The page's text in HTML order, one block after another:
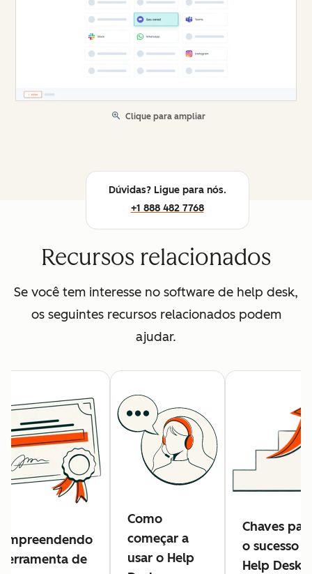
Clique para ampliar
Dúvidas? Ligue para nós.
+1 888 482 7768
Recursos relacionados
Se você tem interesse no software de help desk,
os seguintes recursos relacionados podem
ajudar.
de
Como
começar a
usar o Help
Chaves
o sucesso
Help Desk